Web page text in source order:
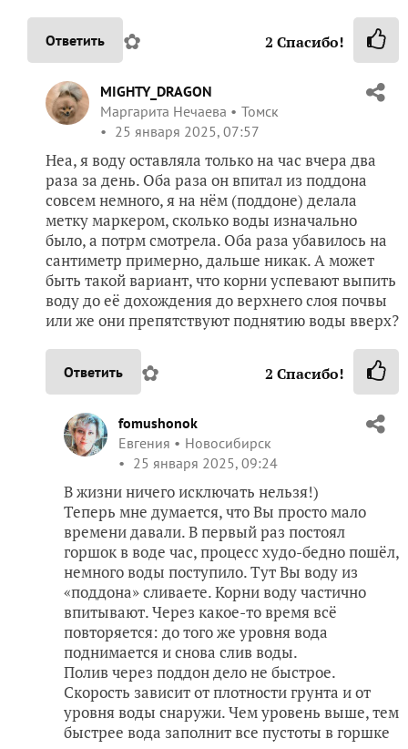
Ответить ✿ 2 Спасибо!
MIGHTY_DRAGON
Маргарита Нечаева
Томск
25 января 2025, 07:57
Неа, я воду оставляла только на час вчера два
раза за день. Оба раза он впитал из поддона
совсем немного, я на нём (поддоне) делала
метку маркером, сколько воды изначально
было, а потрм смотрела. Оба раза убавилось на
сантиметр примерно, дальше никак. А может
быть такой вариант, что корни успевают выпить
воду до её дохождения до верхнего слоя почвы
или же они препятствуют поднятию воды вверх?
Ответить ✿ 2 Спасибо!
fomushonok
Евгения
Новосибирск
25 января 2025, 09:24
В жизни ничего исключать нельзя!)
Теперь мне думается, что Вы просто мало
времени давали. В первый раз постоял
горшок в воде час, процесс худо-бедно пошёл,
немного воды поступило. Тут Вы воду из
«поддона» сливаете. Корни воду частично
впитывают. Через какое-то время всё
повторяется: до того же уровня вода
поднимается и снова слив воды.
Полив через поддон дело не быстрое.
Скорость зависит от плотности грунта и от
уровня воды снаружи. Чем уровень выше, тем
быстрее вода заполнит все пустоты в горшке